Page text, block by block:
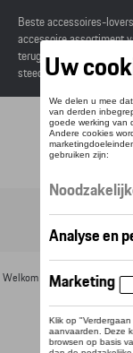
Beste accessoires-
accessoire assortiment
terugvinden in de online
steeds besteld worden
Welkom >Voor u >Textiel